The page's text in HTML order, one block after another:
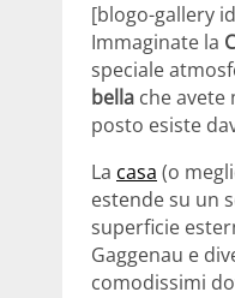
[blogo-gallery
Immaginate la
speciale
bella che avete
posto esiste
La casa (o
estende su un
superficie
Gaggenau e
comodissimi